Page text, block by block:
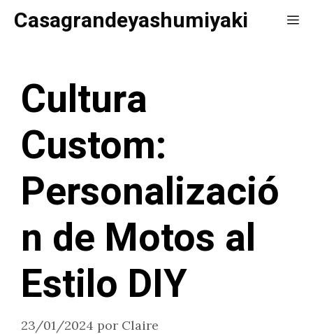
SaltarCasagrandeyashumiyaki
Cultura
Custom:
Personalizació
n de Motos al
Estilo DIY
23/01/2024 por Claire